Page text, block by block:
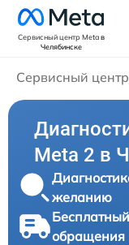
Сервисный центр Metaв
Челябинске
Сервисный
Meta 2 в
желанию
обращения